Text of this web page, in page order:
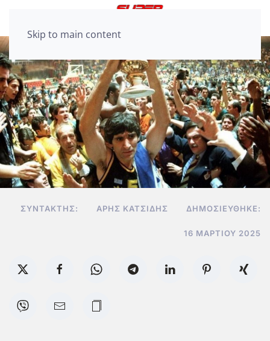
Skip to main content
ΣΥΝΤΆΚΤΗΣ: ΆΡΗΣ ΚΑΤΣΊΔΗΣ ΔΗΜΟΣΙΕΎΘΗΚΕ:
16 ΜΑΡΤΊΟΥ 2025